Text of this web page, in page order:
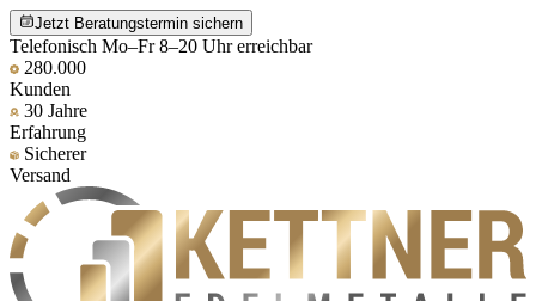
Jetzt Beratungstermin sichern
Telefonisch Mo–Fr 8–20 Uhr erreichbar
280.000
Kunden
30 Jahre
Erfahrung
Sicherer
Versand